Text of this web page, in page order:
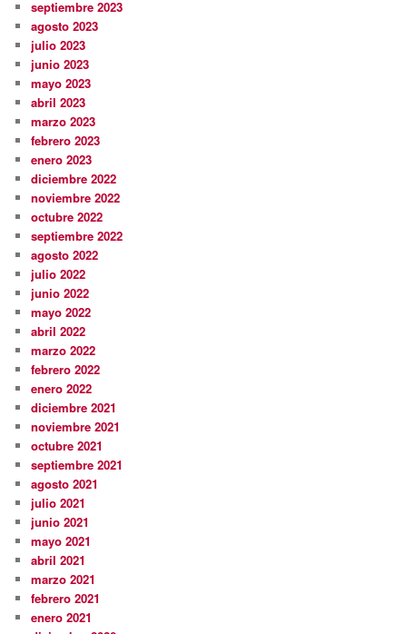
septiembre 2023
agosto 2023
julio 2023
junio 2023
mayo 2023
abril 2023
marzo 2023
febrero 2023
enero 2023
diciembre 2022
noviembre 2022
octubre 2022
septiembre 2022
agosto 2022
julio 2022
junio 2022
mayo 2022
abril 2022
marzo 2022
febrero 2022
enero 2022
diciembre 2021
noviembre 2021
octubre 2021
septiembre 2021
agosto 2021
julio 2021
junio 2021
mayo 2021
abril 2021
marzo 2021
febrero 2021
enero 2021